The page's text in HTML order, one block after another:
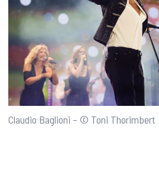
Claudio Baglioni – © Toni Thorimbert